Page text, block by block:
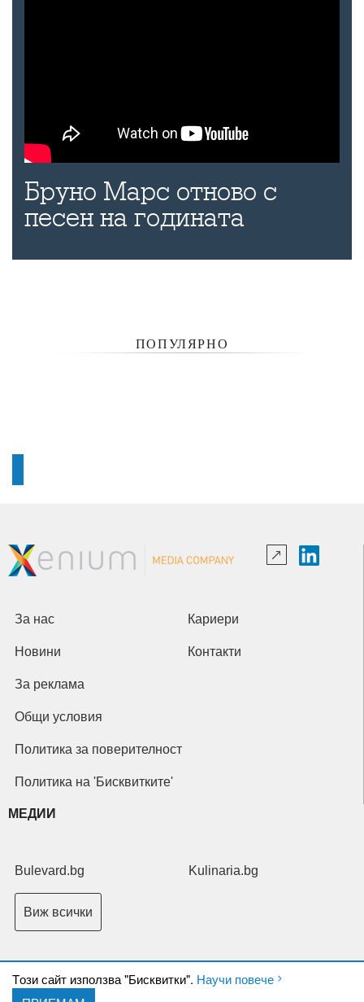
Бруно Марс отново с
песен на годината
ПОПУЛЯРНО
Tози сайт използва "Бисквитки". Научи повече
За нас Кариери
Новини Контакти
За реклама
Общи условия
Политика за поверителност
Политика на 'Бисквитките'
МЕДИИ
Bulevard.bg Kulinaria.bg
Виж всички